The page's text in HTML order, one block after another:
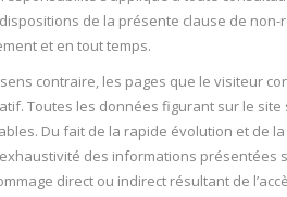
de la présente clause de
et en tout temps.
contraire, les pages que le visiteur
Toutes les données figurant sur le
Du fait de la rapide évolution et de
des informations
direct ou indirect résultant de